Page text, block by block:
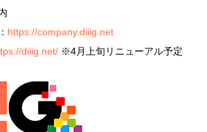
https://company.diiig.net
diiig.net/ ※4月上旬リニューアル予定